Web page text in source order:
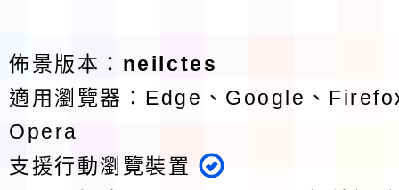
佈景版本： neilctes
適用瀏覽器：Edge、Google、
Opera
支援行動瀏覽裝置